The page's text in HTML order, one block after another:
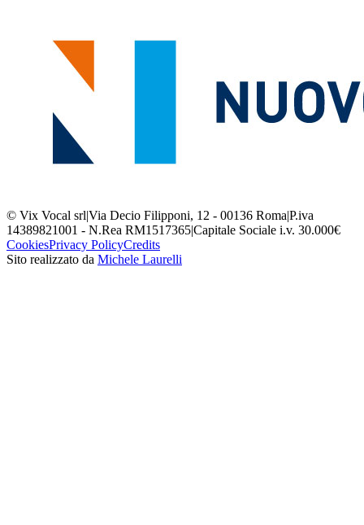
© Vix Vocal srl|Via Decio Filipponi, 12 - 00136 Roma|P.iva
14389821001 - N.Rea RM1517365|Capitale Sociale i.v. 30.000€
CookiesPrivacy PolicyCredits
Sito realizzato da Michele Laurelli